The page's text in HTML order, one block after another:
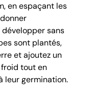
en espaçant les
sans
sont plantés,
et ajoutez un
tout en
leur germination.